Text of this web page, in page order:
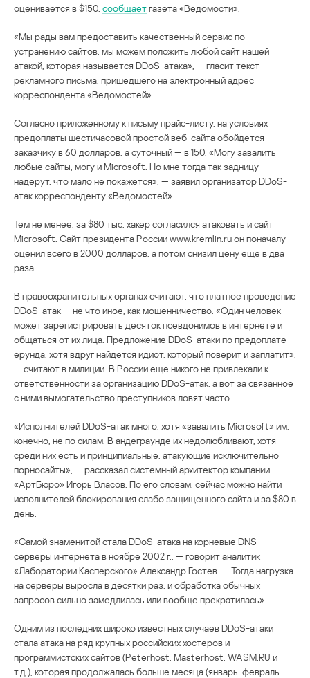
оценивается в $150, сообщаетгазета «Ведомости».
«Мы рады вам предоставить качественный сервис по
устранению сайтов, мы можем положить любой сайт нашей
атакой, которая называется DDoS-атака», — гласит текст
рекламного письма, пришедшего на электронный адрес
корреспондента «Ведомостей».
Согласно приложенному к письму прайс-листу, на условиях
предоплаты шестичасовой простой веб-сайта обойдется
заказчику в 60 долларов, а суточный — в 150. «Могу завалить
любые сайты, могу и Microsoft. Но мне тогда так задницу
надерут, что мало не покажется», — заявил организатор DDoS-
атак корреспонденту «Ведомостей».
Тем не менее, за $80 тыс. хакер согласился атаковать и сайт
Microsoft. Сайт президента России www.kremlin.ru он поначалу
оценил всего в 2000 долларов, а потом снизил цену еще в два
раза.
В правоохранительных органах считают, что платное проведение
DDoS-атак — не что иное, как мошенничество. «Один человек
может зарегистрировать десяток псевдонимов в интернете и
общаться от их лица. Предложение DDoS-атаки по предоплате —
ерунда, хотя вдруг найдется идиот, который поверит и заплатит»,
— считают в милиции. В России еще никого не привлекали к
ответственности за организацию DDoS-атак, а вот за связанное
с ними вымогательство преступников ловят часто.
«Исполнителей DDoS-атак много, хотя «завалить Microsoft» им,
конечно, не по силам. В андеграунде их недолюбливают, хотя
среди них есть и принципиальные, атакующие исключительно
порносайты», — рассказал системный архитектор компании
«АртБюро» Игорь Власов. По его словам, сейчас можно найти
исполнителей блокирования слабо защищенного сайта и за $80 в
день.
«Самой знаменитой стала DDoS-атака на корневые DNS-
серверы интернета в ноябре 2002 г., — говорит аналитик
«Лаборатории Касперского» Александр Гостев. — Тогда нагрузка
на серверы выросла в десятки раз, и обработка обычных
запросов сильно замедлилась или вообще прекратилась».
Одним из последних широко известных случаев DDoS-атаки
стала атака на ряд крупных российских хостеров и
программистских сайтов (Peterhost, Masterhost, WASM.RU и
т.д.), которая продолжалась больше месяца (январь-февраль